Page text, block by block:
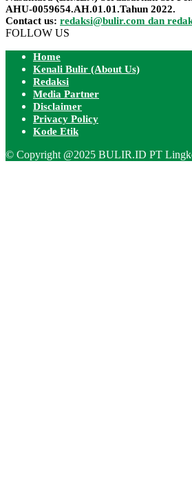
AHU-0059654.AH.01.01.Tahun 2022.
Contact us: redaksi@bulir.com dan
FOLLOW US
Home
Kenali Bulir (About Us)
Redaksi
Media Partner
Disclaimer
Privacy Policy
Kode Etik
© Copyright @2025 BULIR.ID PT